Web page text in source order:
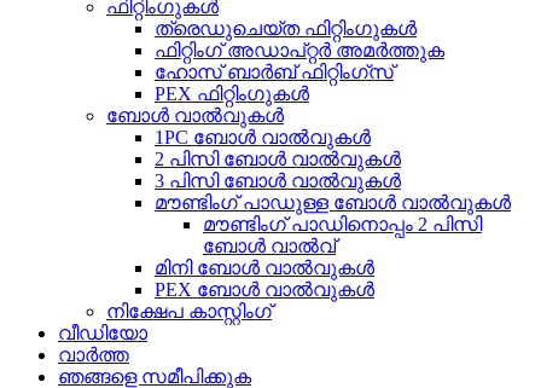
ഫിറ്റിംഗുകൾ
ത്രെഡുചെയ്‌ത ഫിറ്റിംഗുകൾ
ഫിറ്റിംഗ് അഡാപ്റ്റർ അമർത്തുക
ഹോസ് ബാർബ് ഫിറ്റിംഗ്സ്
PEX ഫിറ്റിംഗുകൾ
ബോൾ വാൽവുകൾ
1PC ബോൾ വാൽവുകൾ
2 പിസി ബോൾ വാൽവുകൾ
3 പിസി ബോൾ വാൽവുകൾ
മൗണ്ടിംഗ് പാഡുള്ള ബോൾ വാൽവുകൾ
മൗണ്ടിംഗ് പാഡിനൊപ്പം 2 പിസി
ബോൾ വാൽവ്
മിനി ബോൾ വാൽവുകൾ
PEX ബോൾ വാൽവുകൾ
നിക്ഷേപ കാസ്റ്റിംഗ്
വീഡിയോ
വാർത്ത
ഞങ്ങളെ സമീപിക്കുക